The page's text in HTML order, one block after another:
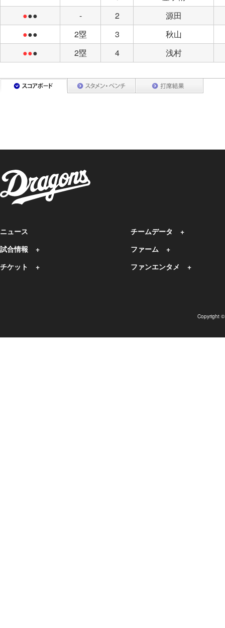
●●● - 2
源田
●●● 2塁 3
秋山
●●● 2塁 4 浅村
ニュース
試合情報
チケット
チームデータ
ファーム
ファンエンタメ
Copyright